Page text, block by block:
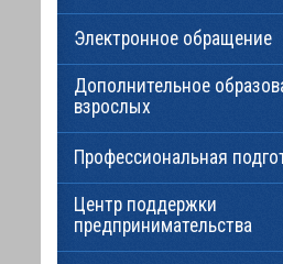
Электронное обращение
Дополнительное образование
взрослых
Профессиональная
Центр поддержки
предпринимательства